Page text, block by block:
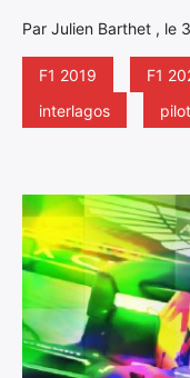
Par Julien Barthet , le
F1 2019 F1
interlagos